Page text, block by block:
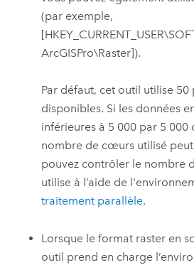
(par exemple,
ArcGISPro\Raster]).
Par défaut, cet outil utilise
disponibles. Si les données
inférieures à 5 000 par 5 000
nombre de cœurs utilisé
pouvez contrôler le nombre
utilise à l’aide de
traitement parallèle.
Lorsque le format raster en
outil prend en charge